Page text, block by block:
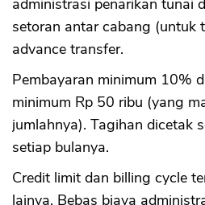
administrasi penarikan tunai
setoran antar cabang (untuk
advance transfer.
Pembayaran minimum 10%
minimum Rp 50 ribu (yang
jumlahnya). Tagihan dicetak
setiap bulanya.
Credit limit dan billing cycle
lainya. Bebas biaya